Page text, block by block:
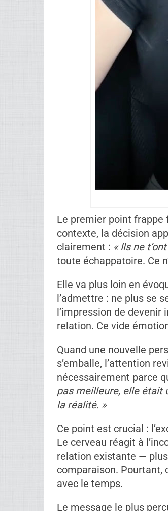
Le premier point frappe
clairement : « Ils ne
toute échappatoire. Ce
Elle va plus loin en
l’admettre : ne plus se